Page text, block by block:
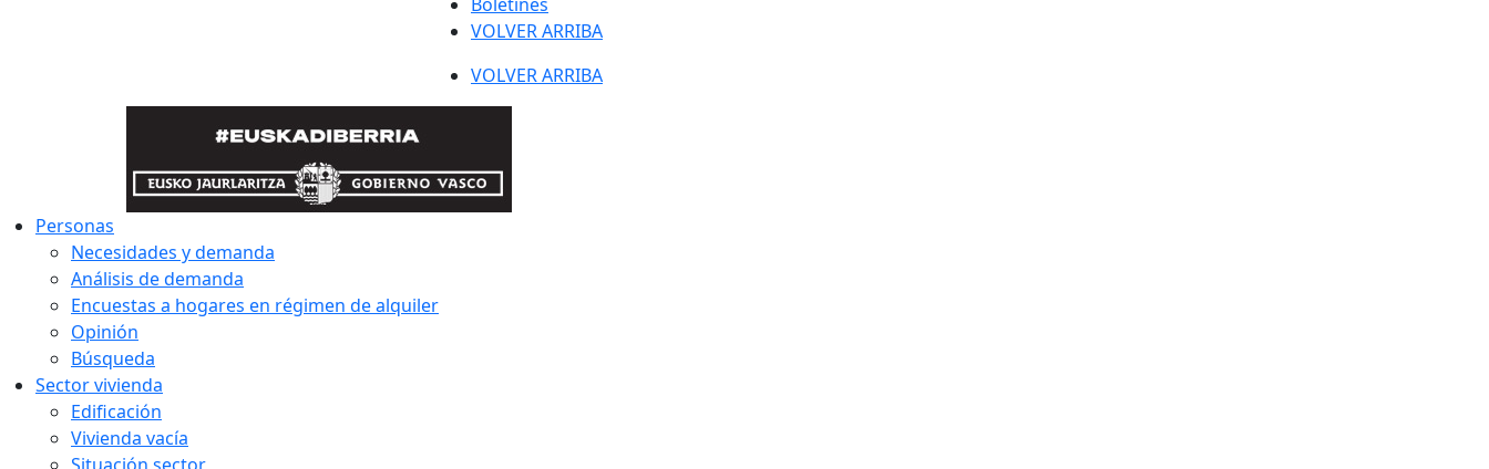
VOLVER ARRIBA
VOLVER ARRIBA
Personas
Necesidades y demanda
Análisis de demanda
Encuestas a hogares en régimen de alquiler
Opinión
Búsqueda
Sector vivienda
Edificación
Vivienda vacía